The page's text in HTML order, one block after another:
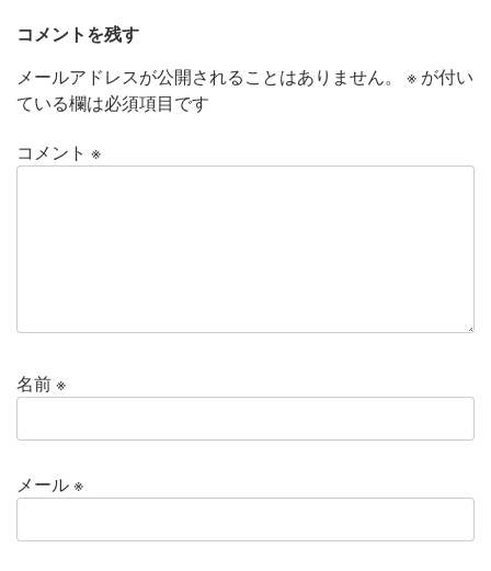
コメントを残す
メールアドレスが公開されることはありません。
※ が付い
ている欄は必須項目です
コメント ※
名前※
メール※